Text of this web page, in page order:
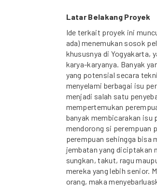
Latar Belakang Proyek
Ide terkait proyek ini
ada) menemukan sosok
khususnya di Yogyakarta,
karya-karyanya. Banyak
yang potensial secara
menyelami berbagai isu
menjadi salah satu
mempertemukan
banyak membicarakan isu
mendorong si perempuan
perempuan sehingga bisa
jembatan yang diciptakan
sungkan, takut, ragu
mereka yang lebih senior.
orang, maka